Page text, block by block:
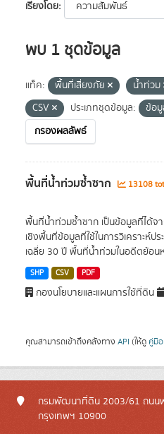
เรียงโดย
พบ 1 ชุดข้อมูล
แท็ค: พื้นที่เสี่ยงภัย น้ำท่วม
CSV
ประเภทชุดข้อมูล:
ข้อ
กรองผลลัพธ์
พื้นที่น้ำท่วมซ้ำซาก 13108
พื้นที่น้ำท่วมซ้ำซาก เป็นข้อมูลที่ได้จา
เชิงพื้นที่ข้อมูลที่ใช้ในการวิเคราะห์
เฉลี่ย 30 ปี พื้นที่น้ำท่วมในอดีตย้อน
SHP CSV PDF
กองนโยบายและแผนการใช้ที่ดิน
คุณสามารถเข้าถึงคลังทาง API (ให้ดู คู่มื
กรมพัฒนาที่ดิน 2003/61 ถนนพ
กรุงเทพฯ 10900